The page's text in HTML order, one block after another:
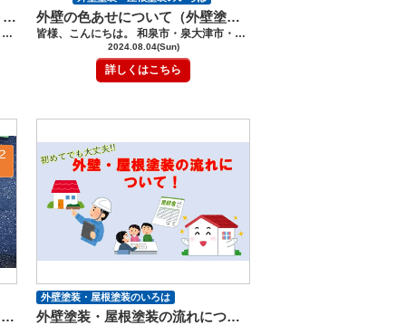
猛暑対策!!屋根塗装の断熱コートについて（外壁塗装・屋根塗装）
皆様、こんにちは。 和泉市・泉大津市・堺市南区の外壁塗装・屋根塗装工事のロードリバースです(^^♪ 今回は、屋根塗装の断熱コートについてです。 今年も、ますます暑さが増して、 家の暑さに困っている方も多いのでは、ないでしょうか？ 先日は、２階が暑くて暑くて困っているお客様からの依頼があり、 塗装後、とても快適になったと嬉しいお言葉を頂きました。 家の屋根の塗装を考えたとき、断熱コートという言葉を耳にしたことがあるかもしれませんね。 断熱コートは、今、屋根塗装の重要な要素として注目されていますが、 その効果や具体的な違いについてよく知らない方も多いのではないでしょうか。 断熱コートのメリットや注意点、おすすめの屋根材についてご紹介します。 屋根塗装や断熱に興味がある方は、ぜひ最後まで読んでみてください！ 屋根塗装の断熱コートとは？ 屋根塗装における断熱コートは、屋根に塗布することで断熱性能を高める特殊な塗料です。 一般的に、断熱コートは熱の伝導を抑え、室内の温度を安定させる役割を果たします。 これにより、夏の暑さや冬の寒さを軽減し、エネルギー効率の向上が期待できます 特定の塗料やコーティングを指し、主に屋根や壁に塗布されることで、 外部の温度変化から室内環境を守ります。 そのため、冷暖房の効率が良くなり、エネルギーコストの削減が実現します。 断熱コートは、熱を反射する成分や、熱の伝導を抑える成分が含まれており、 効果的な温度調整が可能です。 断熱コートと遮熱塗料の違い 断熱コートと似たような塗料で「遮熱塗料」というものがありますが、 これらは異なる目的を持っています。 遮熱塗料は、主に太陽の熱を反射し、屋根表面の温度を下げることを目的としています。 一方、断熱コートは、熱の伝導を抑えることで室内の温度を一定に保つことが目的です。 どちらも温度管理には効果的ですが、使用する場面や材質などによって使い分けが重要です。 断熱コートの効果 断熱コートには以下のような効果があります。 エネルギー効率の向上 断熱コートを施すことで、屋根からの熱の移動が抑えられ、冷暖房の効率が向上します。 エネルギーコストの削減が期待できます。 例えば、夏場の冷房使用量が減ることで、電気代が大幅に節約できるケースもあります。 （施工後のお客様からよく頂く意見です） 室内温度の安定 断熱コートは屋根や壁を通じて熱の移動を抑えるため、室内の温度が安定しやすくなります。 冬は暖かく、夏は涼しい快適な環境が保たれます。 温度変化が少ないことで、家の中の温度がより快適になります。 耐久性の向上 断熱コートは、屋根材を保護する役割も果たします。 熱の変動が少なくなることで、屋根材の膨張や乾燥を防ぐことができ、 劣化を防ぎ、長持ちします。 また、断熱コートは防水効果も持っているため、雨水による損傷を防ぐことができます。 断熱コートの注意するべきポイント 断熱コートを使用する際にはいくつかの注意点があります。 適切な塗料選び 断熱コートの効果を最大限に引き出すためには、適切な塗料を選ぶことが重要です。 塗料には多くの種類があり、各塗料には異なる特性があります。 断熱性能を十分に発揮するためには、信頼性の高いメーカーの製品を選ぶことをおすすめします。 また、塗り方を間違えると、本来の機能を発揮することは、出来ません。 断熱の効果を発揮するためには、決められた塗布量をまもり 厚みのある塗装が望ましいとされています。 そして、下塗り材などにも注意が必要です。 施工条件の確認 断熱コートの施工には、適切な天候や湿度が必要です。 施工条件が悪いと、塗料が十分に乾燥せず、効果が十分に発揮されない可能性があります。 施工を行う前に、施工業者と相談して適切な条件を確認しましょう。 定期的なメンテナンス 断熱コートは長期間にわたって効果を発揮しますが、定期的なメンテナンスが必要です。 定期的に状態を確認し、必要に応じて再塗装や修理を行うことで、 効果を持続させることができます。 断熱コートにお勧めの屋根 断熱コートは、ほぼすべての屋根材に適用できますが、 特に以下のような屋根材におすすめです スレート屋根 スレート屋根は、断熱コートとの相性が良く、効果的な断熱性能を発揮します。 スレートは熱を吸収しやすいため、断熱コートによってその熱の伝導を抑えることができます。 金属屋根 金属屋根は、熱を吸収しやすい素材ですが、 断熱コートを施すことで熱の移動を抑えることができます。 特に金属屋根は、太陽光の反射率が高いため、 断熱コートによって室内の温度を安定させる効果が期待できます。 お勧めの断熱コート塗料 プレマテックスの断熱コートＥＸプレマエディションは、 優れた断熱・遮熱があり、人気の塗料です。 断熱コートＥＸプレマエディションの特徴 断熱性・遮熱性 耐候性に優れた有機無機ハイブリッドバルーンが採用されています。 下記のグラフとおり、断熱性能は、数値化することができており、 低いほど熱を伝えにくく断熱性の高さがわかりますね。 下記の写真は、断熱性能の塗料を比べています。 比べて見て、断熱コートＥＸプレマエディションが優れていることがわかります。 断熱コートＥＸプレマエディションは、さまざまな嬉しい効果があります。 遮音・防音性 周辺環境の騒音や衝撃音を軽減する結果が出ています。 低汚染性 従来の断熱塗料に比べて、格段に汚れに強く、長期にわたり断熱・遮熱性能を長期にわたり維持できます。 カビ・藻の発生を抑えます。 より長持ちさせるためには 断熱コートは、遮熱塗料に比べると、耐久性に劣ると言われています。 そのため、より長くもたせるために、断熱コートと遮熱塗料を塗り より長く効果を持続させる施工がお勧めです。 施工内容は、 研磨⇒高圧水洗浄⇒下塗り⇒断熱コート１回目⇒断熱コート２回目 ⇒遮熱塗料１回目⇒遮熱塗料２回目 となります。 施工中の職人もびっくりの効果を感じました。 （写真：施工後） まとめ いかがだったでしょうか。 断熱コートは、エネルギー効率を高め、室内の温度を安定させる重要な役割を果たします。 暑くて、クーラーの利きが悪いとお困りの方いらっしゃいませんか？ もう、８月も中盤ですが、まだまだ暑さは続きますので、ぜひ 検討してみてください。 屋根塗装・外壁塗装では、少し聞きなれない用語が出てきたり、難しい用語に 不安になることがあるかもしれませんが、 ロードリバースでは、 お客様にわかりやすく写真などを使いお伝えしております。 わからないこと、不安に思うこと、質問など お気軽にお問合せ、ご相談ください。 ご相談や見積依頼、ご不明点をお聞きしたい方はお気軽にお電話ください。 ショールーム電話番号：0120-46-1470 ------------------------------------------------------------------------------ ショールームへの来店が難しいお客様には、 メールや電話、FAXなどで、対応しておりますので、 お気軽にその旨をお伝えください。 ★ロードリバースでは和泉市に外壁塗装・屋根塗装に関して気軽に相談ができる 《ショールーム》を完備しております★ ショールームはコチラをクリック！ ★HPでは外壁塗装・屋根塗装の豊富な施工事例を紹介しています★ 施工事例はコチラをクリック！ ★「無料」で外壁・屋根診断・見積作成をさせて頂きます！★ 屋根・外壁診断はコチラをクリック！ ★「無料」ご相談・診断～見積作成をさせて頂きます！★ お問い合わせはコチラをクリック！
外壁の色あせについて（外壁塗装・屋根塗装）
皆様、こんにちは。 和泉市・泉大津市・堺市南区の外壁塗装・屋根塗装工事のロードリバースです(^^♪ 今回は、外壁の色あせについてです。 外壁の色あせに関するお悩みをお持ちの方に向けて、 今回は、色あせが起こる理由やその対策について詳しくお伝えします。 外壁の美しさと耐久性を守るための重要なポイントを理解していただける内容です。 戸建て住宅の外壁塗装や屋根塗装を検討中の方はぜひ最後まで読んでみてください！ 外壁の色あせは、なぜ起こるのか？ 外壁塗装が色あせする理由として、主に日光や気候条件による紫外線の影響が挙げられます。 また、塗料の種類や施工技術、メンテナンスの程度によっても異なる場合があります。 色あせとは、主に外壁や屋根などの建物の表面が、 時間の経過とともに色や質感が変化する現象を指します。 特に屋外で使用される塗料や素材は、紫外線や気候条件の影響を受けやすく、 これによって色あせが引き起こされます。 色あせの原因 紫外線 太陽の紫外線は建物の外壁や屋根に直接的な影響を与えます。 特に長時間にわたる紫外線の曝露により、塗料や材料の表面に変化が生じ、色褪せが進行します。 気候条件 風雨や高温多湿などの気象条件も、建物の外観に影響を与えます。 特に高温や強い風は塗膜の劣化を早め、色あせを加速させる要因となります。 塗料の劣化 使用される塗料の種類や品質も色あせの進行に影響を与えます。 耐候性や紫外線耐性に優れた塗料であれば、 長期間にわたって色あせを抑制する効果が期待できます。 色あせを放置すると、どうなる？ 色あせは、外壁塗装の本来の色や艶を失い、くすんだり、色が薄くなっている状態です。 このような状態は、なんとなく劣化しているかも、、、と思っても 外壁が実際、どれくらい劣化しているのか、判断しにくいですよね。 劣化の具合 色あせが進行すると、外壁の保護機能・防水機能が低下し、 ひび割れや塗膜の浮きなどの問題が発生しやすくなります。 劣化の現れ・チェックするポイント 色の変化 塗装が本来の色合いから薄れ、くすんで見えるようになります。 濃い色の場合は、白ぽく粉が吹いているようなに見えたり、 白や明るい色の場合、黄ばんだり灰色がかった色に変化することがあります。 膜厚の減少 塗装膜が紫外線や気候条件によって劣化し、薄くなっています。 これにより、塗膜が本来の保護機能を失い、外壁がより早く劣化するリスクが増します。 表面の粗さ 塗膜が劣化すると表面に細かいクラックや剥がれが見られることがあります。 また、外壁全体の質感が粗くなり、汚れや苔や藻が付きやすくなることも。 保護機能の低下 塗装が劣化すると、外壁が雨や風、紫外線からの保護を受ける能力が低下した状態です。 防水機能が低下しているため、雨漏りなどの劣化が始まることもあります。 劣化が進んだ場合 劣化が進んだ場合は、なるべく早く専門業者に相談しましょう。 補修や塗装などの適切な施工を行うことが大切です。 塗装時に考える色あせ対策 では、実際、外壁塗装を検討した場合、色あせ対策は、どうしたらいいのでしょうか。 色あせ対策として、色あせしにくい塗料や色を選ぶようにしましょう。 色あせ対策の塗料 耐候性塗料 太陽光や気候変動に強く、色あせしにくい特性を持つ塗料です。 耐候性が高い塗料は、長期間色あせや劣化が少ないため、 メンテナンスの頻度を減らすことができます。 紫外線吸収剤配合の塗料 紫外線を吸収する成分が配合されている塗料は、紫外線による塗料の劣化を軽減します。 劣化要因を妨げることが出来き、色あせが進みにくくなります。 光触媒塗料 光触媒効果により、外気中の有害物質を分解し、塗膜表面を清潔に保つ効果があります。 これにより、塗料表面が汚れにくく、色あせしにくい特性が期待できます。 高性能アクリル塗料 高耐候性を持つアクリル樹脂を使用した塗料は、塗膜が弾力性があり 劣化しにくい特性があります。 また、耐候性が高く色あせが少ない傾向があります。 上記のように対策できる塗料は、塗装工事の際に専門業者と相談し、 お住いの特性や使用環境に応じて適切な塗料を選定することが重要です。 定期的なメンテナンスや清掃も合わせて行うことで、 塗料の耐久性をより長持ちさせることができます。 日本ペイントのパーフェクトトップ では、どのような塗料なのか、、、となりますよね。 人気の外壁塗料、日本ペイントの「パーフェクトトップ」は、耐候性に優れており 色あせ対策に効果的な特性を持っているお勧めできる塗料です。 パーフェクトトップの特性 耐候性: パーフェクトトップは、太陽光や気候条件に対して耐性があり、塗装が長期間色あせしにくいです。塗装の美観を長期間保つことができます。 高い光沢と色の持続性: 高光沢の仕上がりでありながら、色の鮮明さを維持します。外壁の美観を維持しながら、劣化や色あせの進行を抑えます。 環境対応: 環境に配慮した塗料であり、室外空気汚染を低減する効果があります。これにより、塗装表面が汚れにくく、色あせしにくい状態を長期間維持できます。 塗りやすさと耐久性: 施工性に優れており、均一で美しい仕上がりを実現します。また、耐久性が高いため、長期間にわたって塗装の劣化が少ない状態を保ちます。 パーフェクトトップは、外壁の色あせ対策として高い評価を得ており、 多くの住宅や建物で採用されています。 色あせが目立ちにくい色 外壁塗装時に色を選ぶ際は、色あせ対策として色あせが目立ちにくい色を選ぶことを お勧めします。 明るい色 明るい色は、紫外線の影響を受けても比較的色あせが目立ちにくい傾向があります。 白やアイボリー・クリーム色などは、日常的な汚れも目立ちにくく、清潔感も保ちやすいです。 中間色 中間色としては、グレー、ベージュ、ライトブルーなどがあります。 これらの色は、暗すぎず明るすぎず、汚れや色あせが目立ちにくい特性があります。 逆に濃い色は、色あせが目立ちやすい色になります。 しかし、 外壁塗装後は、次の塗装まで期間が長いため、なるべくお気に入りの色を選んでくださいね。 そのためには、紫外線に強い塗料を選ぶことや 西日や日の当たりやすい箇所には、明るい色を配置するなど対策をしましょう。 ぜひ、色を決める際は、専用業者に相談してみてくだい。 まとめ 屋根塗装・外壁塗装において、色あせは美観や耐久性に直結する重要な要素です。 専門知識と経験豊富なロードリバースでは、お客様にわかりやすく、 丁寧なご説明を心がけています。 屋根塗装・外壁塗装では、少し聞きなれない用語が出てきたり、難しい用語に 不安になることがあるかもしれませんが、 ロードリバースでは、 お客様にわかりやすく写真などを使いお伝えしております。 わからないこと、不安に思うこと、質問など お気軽にお問合せ、ご相談ください。 ご相談や見積依頼、ご不明点をお聞きしたい方はお気軽にお電話ください。 ショールーム電話番号：0120-46-1470 ------------------------------------------------------------------------------ ショールームへの来店が難しいお客様には、 メールや電話、FAXなどで、対応しておりますので、 お気軽にその旨をお伝えください。 ★ロードリバースでは和泉市に外壁塗装・屋根塗装に関して気軽に相談ができる 《ショールーム》を完備しております★ ショールームはコチラをクリック！ ★HPでは外壁塗装・屋根塗装の豊富な施工事例を紹介しています★ 施工事例はコチラをクリック！ ★「無料」で外壁・屋根診断・見積作成をさせて頂きます！★ 屋根・外壁診断はコチラをクリック！ ★「無料」ご相談・診断～見積作成をさせて頂きます！★ お問い合わせはコチラをクリック！
2024.08.04(Sun)
詳しくはこちら
塗装の豆知識
外壁塗装は、何回塗り？3回塗り？【和泉市・泉大津市】 外壁塗装・屋根塗装の流れについて【和泉市・泉大津市】
外壁塗装・屋根塗装のいろは